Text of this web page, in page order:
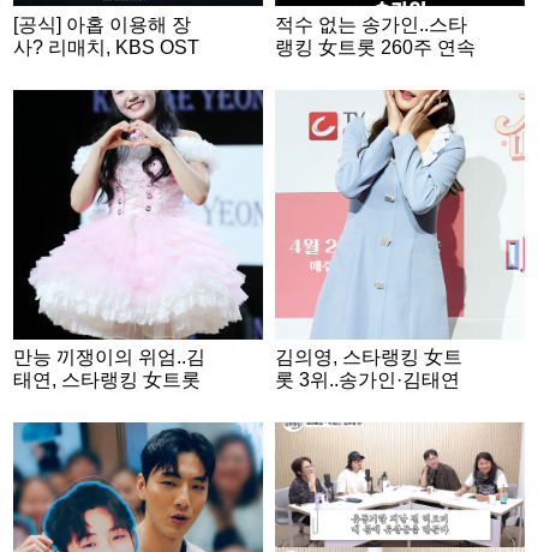
[공식] 아홉 이용해 장
사? 리매치, KBS OST
적수 없는 송가인..스타
랭킹 女트롯 260주 연속
만능 끼쟁이의 위엄..김
태연, 스타랭킹 女트롯
김의영, 스타랭킹 女트
롯 3위..송가인·김태연